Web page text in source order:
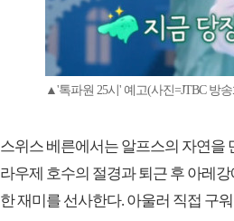
▲'톡파원 25시' 예고(사진=JTBC 방
스위스 베른에서는 알프스의 자연을
라우제 호수의 절경과 퇴근 후 아레
한 재미를 선사한다. 아울러 직접 구